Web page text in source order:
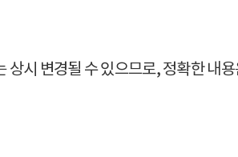
시 변경될 수 있으므로, 정확한 내